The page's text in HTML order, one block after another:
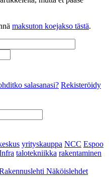
maksuton koejakso tästä.
salasanasi? Rekisteröidy
yrityskauppa NCC Espoo
talotekniikka rakentaminen
Näköislehdet